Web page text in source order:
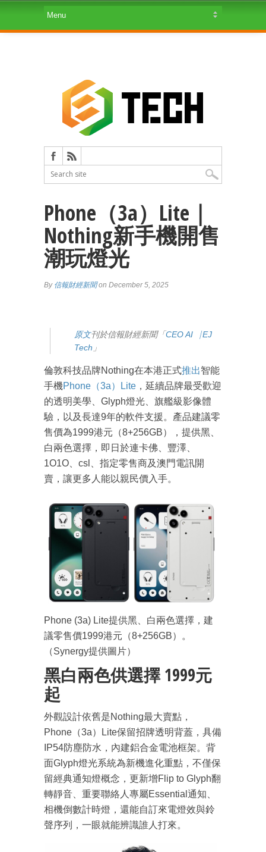
Phone（3a）Lite｜
Nothing新手機開售
潮玩燈光
By 信報財經新聞on December 5, 2025
原文刊於信報財經新聞「CEO AI⎹ EJ
Tech 」
倫敦科技品牌Nothing在本港正式推出智能
手機Phone（3a）Lite ，延續品牌最受歡迎
的透明美學、Glyph燈光、旗艦級影像體
驗，以及長達9年的軟件支援。產品建議零
售價為1999港元（8+256GB），提供黑、
白兩色選擇，即日於連卡佛、豐澤、
1O1O、csl、指定零售商及澳門電訊開
賣，讓更多人能以親民價入手。
Phone (3a) Lite提供黑、白兩色選擇，建
議零售價1999港元（8+256GB）。
（Synergy提供圖片）
黑白兩色供選擇 1999元
起
外觀設計依舊是Nothing最大賣點，
Phone（3a）Lite保留招牌透明背蓋，具備
IP54防塵防水，內建鋁合金電池框架。背
面Glyph燈光系統為新機進化重點，不僅保
留經典通知燈概念，更新增Flip to Glyph翻
轉靜音、重要聯絡人專屬Essential通知、
相機倒數計時燈，還能自訂來電燈效與鈴
聲序列，一眼就能辨識誰人打來。